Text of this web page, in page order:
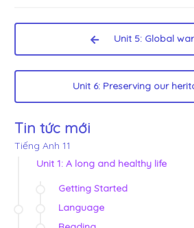
Unit 5: Global
Unit 6: Preserving our
Tin tức mới
Tiếng Anh 11
Unit 1: A long and healthy life
Getting Started
Language